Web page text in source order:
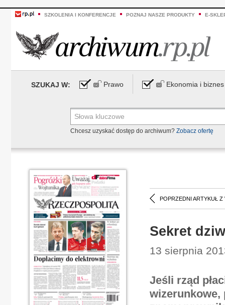
SZKOLENIA I KONFERENCJE POZNAJ NASZE PRODUKTY E-
SZUKAJ W: Prawo Ekonomia i biznes
Chcesz uzyskać dostęp do archiwum? Zobacz ofertę
POPRZEDNI ARTYKUŁ Z
Sekret
13 sierpnia
Jeśli rząd